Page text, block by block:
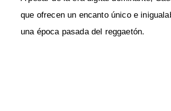
que ofrecen un encanto único e
una época pasada del reggaetón.